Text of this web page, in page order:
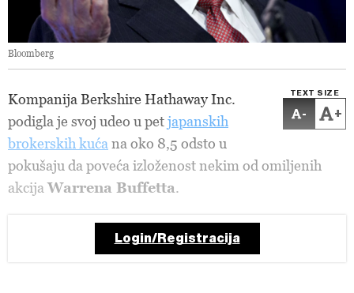
Bloomberg
TEXT SIZE
- +
Kompanija Berkshire Hathaway Inc.
podigla je svoj udeo u petjapanskih
brokerskih kuća na oko 8,5 odsto u
pokušaju da poveća izloženost nekim od omiljenih
akcijaWarrena Buffetta.
Login/Registracija